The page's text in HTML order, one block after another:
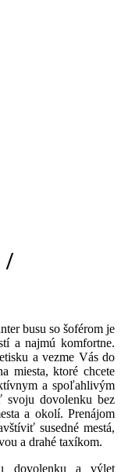
/
busu so šoférom je
a najmú komfortne.
a vezme Vás do
miesta, ktoré chcete
a spoľahlivým
svoju dovolenku bez
a okolí. Prenájom
susedné mestá,
a drahé taxíkom.
dovolenku a výlet